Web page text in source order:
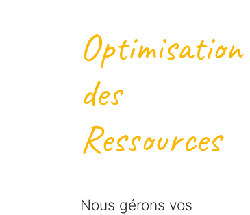
Optimisation
des
Ressources
Nous gérons vos